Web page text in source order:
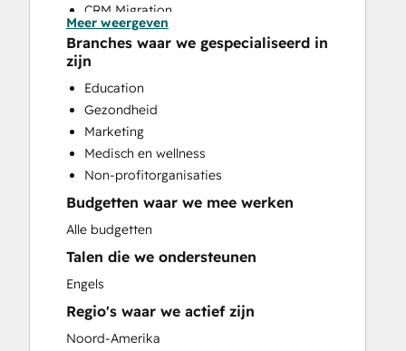
CRM Migration
Custom API Integrations
Customer Marketing
Full Inbound Marketing Services
HubSpot Onboarding
Search Engine Optimization
Social Media
Website Design
Website Development
Website Migration
Meer weergeven
Branches waar we gespecialiseerd in
zijn
Education
Gezondheid
Marketing
Medisch en wellness
Non-profitorganisaties
Budgetten waar we mee werken
Alle budgetten
Talen die we ondersteunen
Engels
Regio's waar we actief zijn
Noord-Amerika